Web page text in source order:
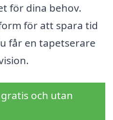
för dina behov.
för att spara tid
får en tapetserare
och utan